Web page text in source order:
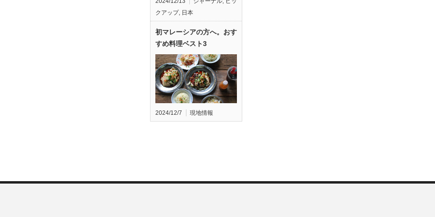
クアップ, 日本
初マレーシアの方へ。おす
すめ料理ベスト3
2024/12/7 現地情報